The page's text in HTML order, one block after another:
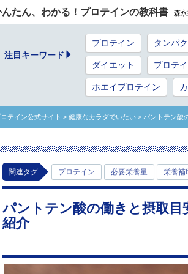
んたん、わかる！プロテインの教科書 森
注目キーワード
プロテイン タンパ
ダイエット プロテ
ホエイプロテイン
テイン公式サイト > 健康なカラダでいたい > パントテン酸
関連タグ プロテイン 必要栄養量 栄養補
パントテン酸の働きと摂取
紹介